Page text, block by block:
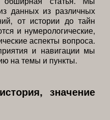
данных из различных
от истории до тайн
и нумерологические,
аспекты вопроса.
и навигации мы
на темы и пункты.
значение